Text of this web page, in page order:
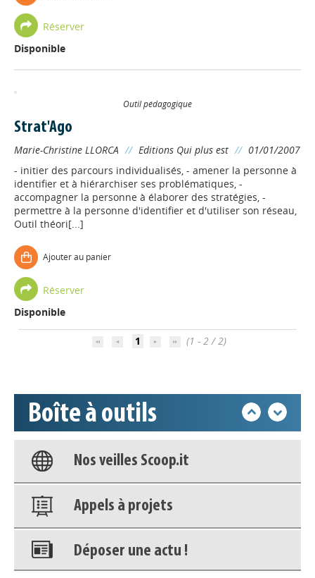
Réserver
Disponible
Outil pédagogique
Strat'Ago
Marie-Christine LLORCA // Editions Qui plus est // 01/01/2007
- initier des parcours individualisés, - amener la personne à
identifier et à hiérarchiser ses problématiques, -
accompagner la personne à élaborer des stratégies, -
permettre à la personne d'identifier et d'utiliser son réseau,
Outil théori[...]
Ajouter au panier
Réserver
Disponible
1 (1 - 2 / 2)
Boîte à outils
Base documentaire
Nos veilles Scoop.it
Appels à projets
Déposer une actu !